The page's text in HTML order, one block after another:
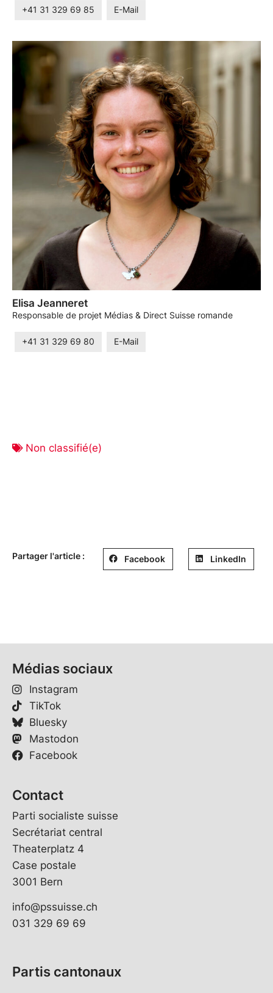
+41 31 329 69 85 E-Mail
Elisa Jeanneret
Responsable de projet Médias & Direct Suisse romande
+41 31 329 69 80 E-Mail
Non classifié(e)
Partager l'article : Facebook LinkedIn
Médias sociaux
Instagram
TikTok
Bluesky
Mastodon
Facebook
Contact
Parti socialiste suisse
Secrétariat central
Theaterplatz 4
Case postale
3001 Bern
info@pssuisse.ch
031 329 69 69
Partis cantonaux